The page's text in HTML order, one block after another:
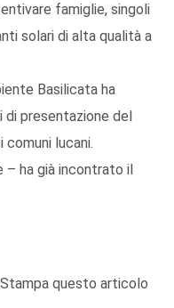
famiglie, singoli
solari di alta qualità a
Basilicata ha
presentazione del
comuni lucani.
– ha già incontrato il
Stampa questo articolo